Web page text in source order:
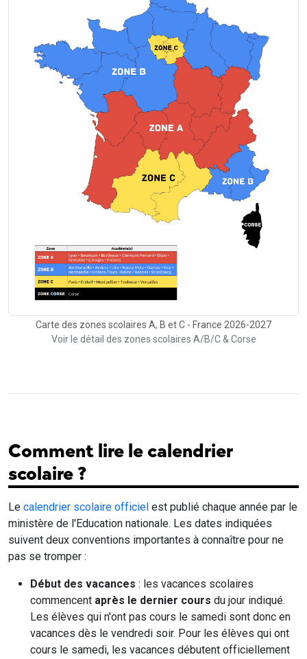
Carte des zones scolaires A, B et C - France 2026-2027
Voir le détail des zones scolaires A/B/C & Corse
Comment lire le calendrier
scolaire ?
Le calendrier scolaire officiel est publié chaque année par le
ministère de l'Education nationale. Les dates indiquées
suivent deux conventions importantes à connaître pour ne
pas se tromper :
Début des vacances : les vacances scolaires
commencent après le dernier cours du jour indiqué.
Les élèves qui n'ont pas cours le samedi sont donc en
vacances dès le vendredi soir. Pour les élèves qui ont
cours le samedi, les vacances débutent officiellement